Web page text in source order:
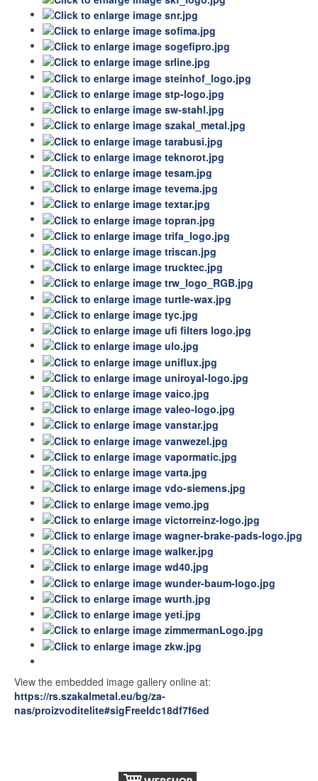
View the embedded image gallery online at:
https://rs.szakalmetal.eu/bg/za-
nas/proizvoditelite#sigFreeIdc18df7f6ed